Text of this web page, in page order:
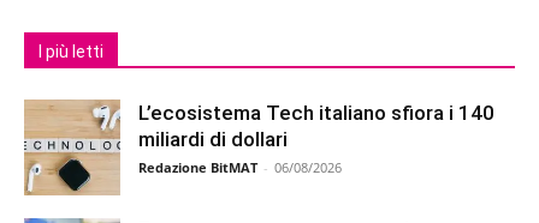
I più letti
L’ecosistema Tech italiano sfiora i 140
miliardi di dollari
Redazione BitMAT - 06/08/2026